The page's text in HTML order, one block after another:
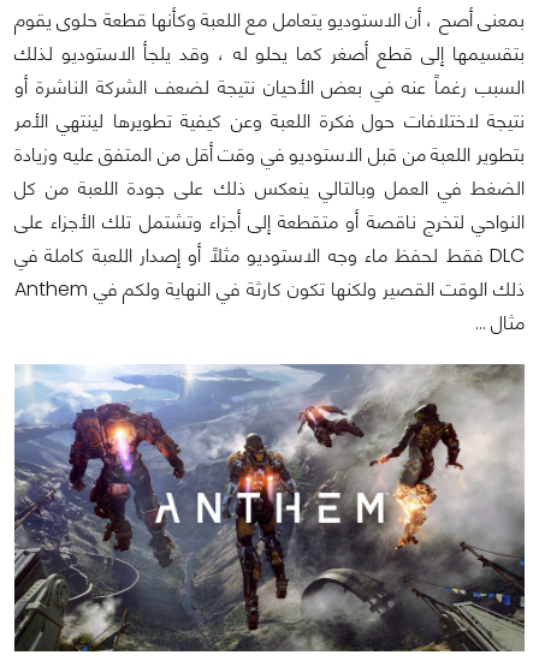
بمعنى أصح ، أن الاستوديو يتعامل مع اللعبة وكأنها قطعة حلوى يقوم
بتقسيمها إلى قطع أصغر كما يحلو له ، وقد يلجأ الاستوديو لذلك
السبب رغماً عنه في بعض الأحيان نتيجة لضعف الشركة الناشرة أو
نتيجة لاختلافات حول فكرة اللعبة وعن كيفية تطويرها لينتهي الأمر
بتطوير اللعبة من قبل الاستوديو في وقت أقل من المتفق عليه وزيادة
الضغط في العمل وبالتالي ينعكس ذلك على جودة اللعبة من كل
النواحي لتخرج ناقصة أو متقطعة إلى أجزاء وتشتمل تلك الأجزاء على
DLC فقط لحفظ ماء وجه الاستوديو مثلاً أو إصدار اللعبة كاملة في
ذلك الوقت القصير ولكنها تكون كارثة في النهاية ولكم في Anthem
مثال …